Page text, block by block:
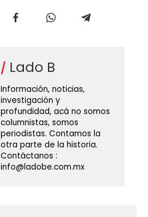
Lado B
Información, noticias,
investigación y
profundidad, acá no somos
columnistas, somos
periodistas. Contamos la
otra parte de la historia.
Contáctanos :
info@ladobe.com.mx